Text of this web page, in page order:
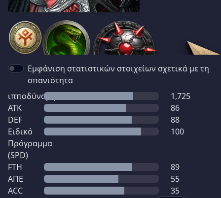
Εμφάνιση στατιστικών στοιχείων σχετικά με τη
σπανιότητα
ιπποδύναμη
1,725
ATK
86
DEF
88
Ειδικό
Πρόγραμμα
(SPD)
100
FTH
89
ΑΠΕ
55
ACC
35